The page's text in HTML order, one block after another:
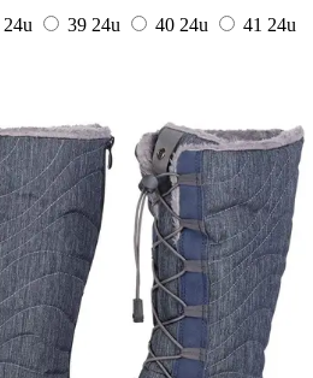
24u 39 24u 40 24u 41 24u